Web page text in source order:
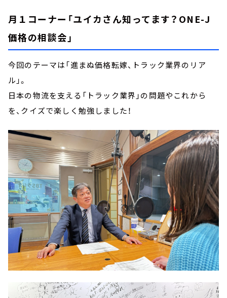
月１コーナー「ユイカさん知ってます？ONE-J
価格の相談会」
今回のテーマは「進まぬ価格転嫁、トラック業界のリア
ル」。
日本の物流を支える「トラック業界」の問題やこれから
を、クイズで楽しく勉強しました！